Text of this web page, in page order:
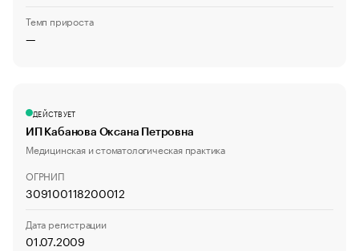
Темп прироста
—
ДЕЙСТВУЕТ
ИП Кабанова Оксана Петровна
Медицинская и стоматологическая практика
ОГРНИП
309100118200012
Дата регистрации
01.07.2009